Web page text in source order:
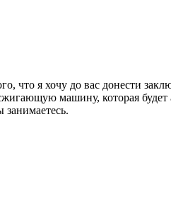
что я хочу до вас донести
машину, которая будет